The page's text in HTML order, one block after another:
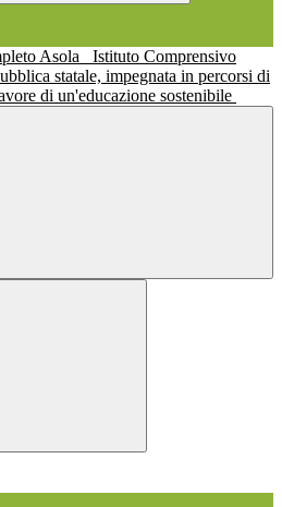
Istituto Comprensivo
statale, impegnata in percorsi di
di un'educazione sostenibile